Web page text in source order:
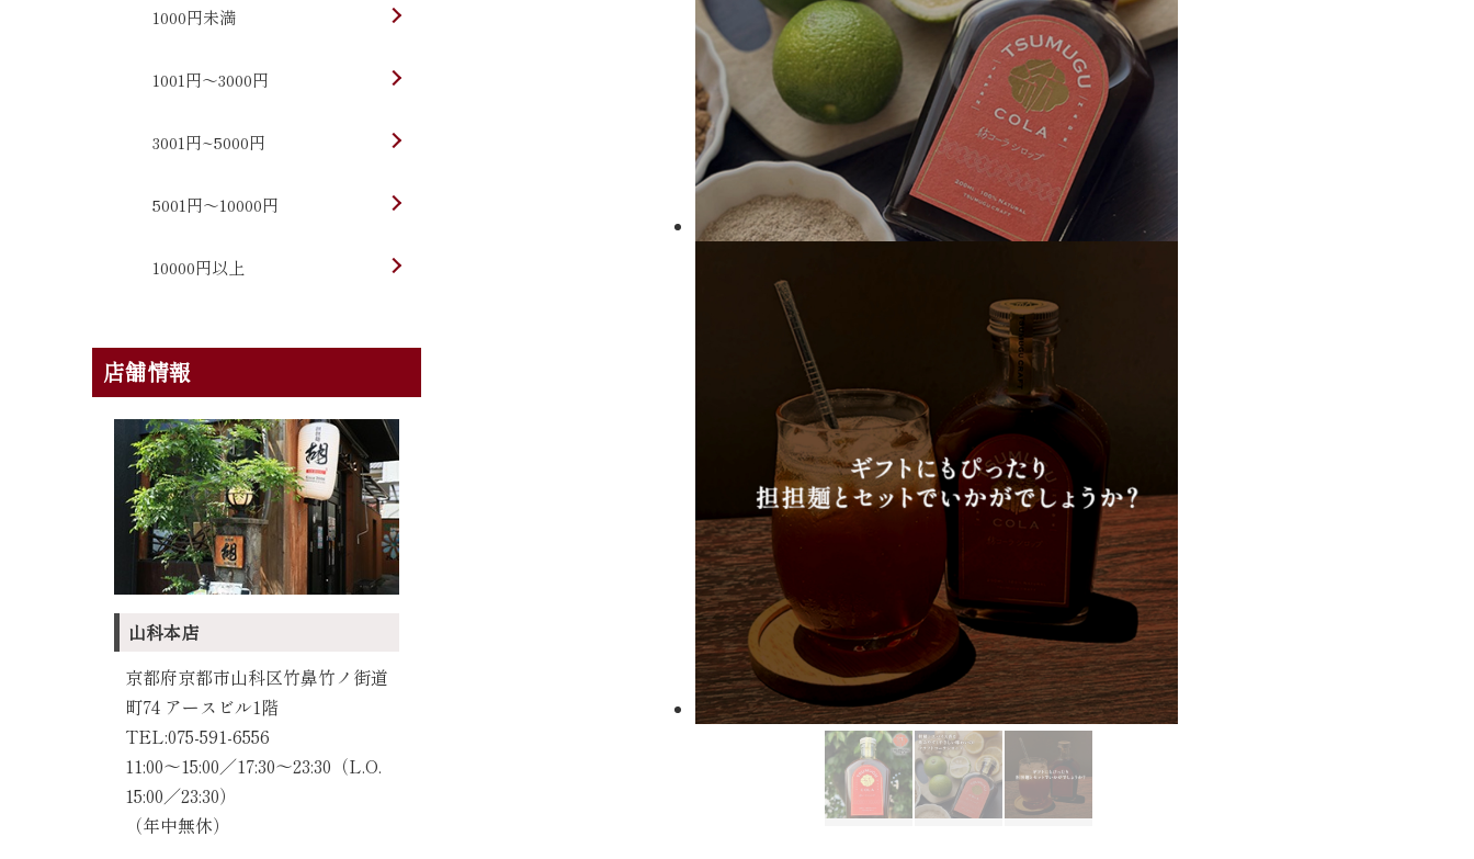
1000円未満
1001円～3000円
3001円~5000円
5001円～10000円
10000円以上
店舗情報
山科本店
京都府京都市山科区竹鼻竹ノ街道
町74 アースビル1階
TEL:075-591-6556
11:00～15:00／17:30〜23:30（L.O.
15:00／23:30）
（年中無休）